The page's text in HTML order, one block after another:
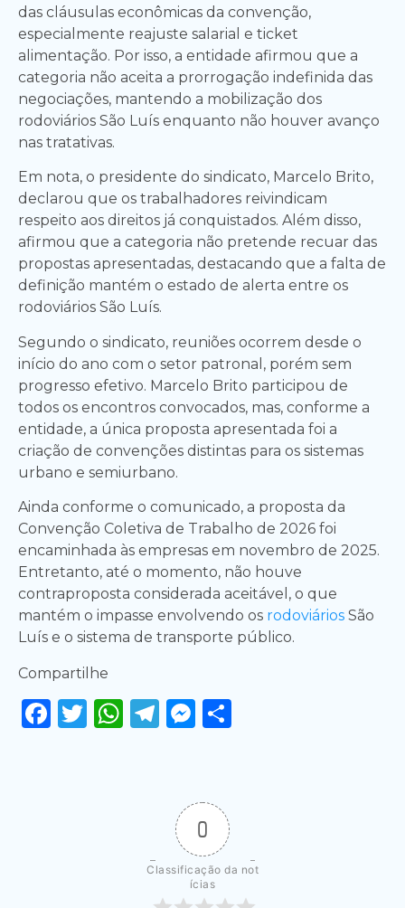
das cláusulas econômicas da convenção,
especialmente reajuste salarial e ticket
alimentação. Por isso, a entidade afirmou que a
categoria não aceita a prorrogação indefinida das
negociações, mantendo a mobilização dos
rodoviários São Luís enquanto não houver avanço
nas tratativas.
Em nota, o presidente do sindicato, Marcelo Brito,
declarou que os trabalhadores reivindicam
respeito aos direitos já conquistados. Além disso,
afirmou que a categoria não pretende recuar das
propostas apresentadas, destacando que a falta de
definição mantém o estado de alerta entre os
rodoviários São Luís.
Segundo o sindicato, reuniões ocorrem desde o
início do ano com o setor patronal, porém sem
progresso efetivo. Marcelo Brito participou de
todos os encontros convocados, mas, conforme a
entidade, a única proposta apresentada foi a
criação de convenções distintas para os sistemas
urbano e semiurbano.
Ainda conforme o comunicado, a proposta da
Convenção Coletiva de Trabalho de 2026 foi
encaminhada às empresas em novembro de 2025.
Entretanto, até o momento, não houve
contraproposta considerada aceitável, o que
mantém o impasse envolvendo os rodoviários São
Luís e o sistema de transporte público.
Compartilhe
Facebook
Twitter
WhatsApp
Telegram
Messenger
0
Classificação da not
ícias